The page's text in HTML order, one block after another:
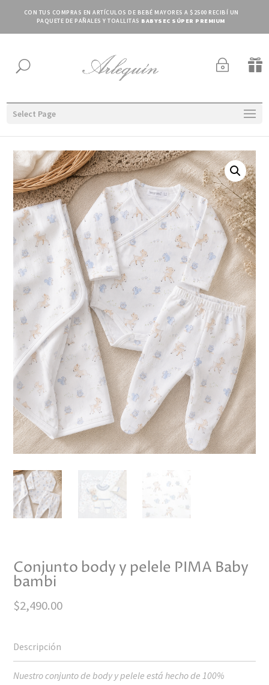
CON TUS COMPRAS EN ARTÍCULOS DE BEBÉ MAYORES A $2500 RECIBÍ UN
PAQUETE DE PAÑALES Y TOALLITAS BABYSEC SÚPER PREMIUM
U ~ 
Select Page
Conjunto body y pelele PIMA Baby
bambi
$2,490.00
Nuestro conjunto de body y pelele está hecho de 100%